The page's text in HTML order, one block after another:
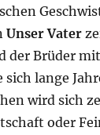
Unser Vater
der Brüder
sich lange
wird sich
oder